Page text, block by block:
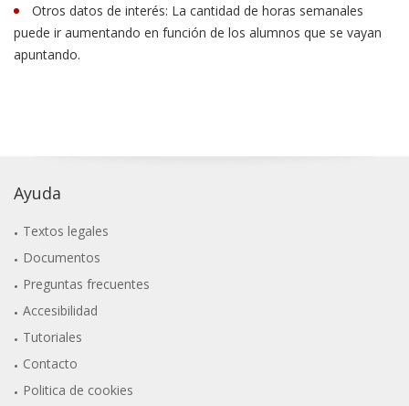
Otros datos de interés: La cantidad de horas semanales
puede ir aumentando en función de los alumnos que se vayan
apuntando.
Ayuda
Textos legales
Documentos
Preguntas frecuentes
Accesibilidad
Tutoriales
Contacto
Politica de cookies